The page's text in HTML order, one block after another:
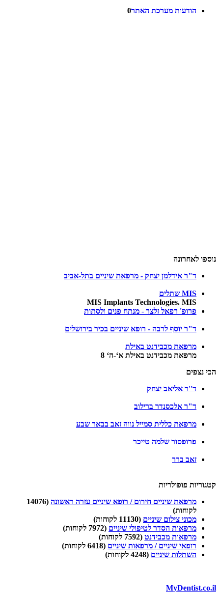
הודעות מערכת האתר0
נוספו לאחרונה
ד"ר אידלמן יצחק - מרפאת שיניים בתל-אביב
MIS שתלים
MIS Implants Technologies. MIS
פרופ' רפאל זלצר - מנתח פנים ולסתות
ד"ר יוסף לרבה - רופא שיניים בכיר בירושלים
מרפאת מכבידנט באילת
מרפאת מכבידנט באילת א‘-ה‘ 8
הכי נצפים
ד''ר אליאב יצחק
ד"ר אלכסנדר ברילוב
מרפאת כללית סמייל נווה זאב בבאר שבע
פרופסור שלמה טייכר
זאב ברר
קטגוריות פופולריות
מרפאת שיניים חירום / רופא שיניים עזרה ראשונה (14076
לקוחות)
מכוני צילום שיניים (11130 לקוחות)
מרפאות הסדר לטיפולי שיניים (7972 לקוחות)
מרפאות מכבידנט (7592 לקוחות)
רופאי שיניים / מרפאות שיניים (6418 לקוחות)
השתלות שיניים (4248 לקוחות)
MyDentist.co.il